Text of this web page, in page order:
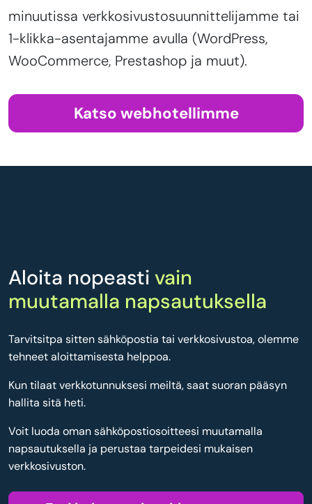
minuutissa verkkosivustosuunnittelijamme tai
1-klikka-asentajamme avulla (WordPress,
WooCommerce, Prestashop ja muut).
Katso webhotellimme
Aloita nopeasti vain
muutamalla napsautuksella
Tarvitsitpa sitten sähköpostia tai verkkosivustoa, olemme
tehneet aloittamisesta helppoa.
Kun tilaat verkkotunnuksesi meiltä, saat suoran pääsyn
hallita sitä heti.
Voit luoda oman sähköpostiosoitteesi muutamalla
napsautuksella ja perustaa tarpeidesi mukaisen
verkkosivuston.